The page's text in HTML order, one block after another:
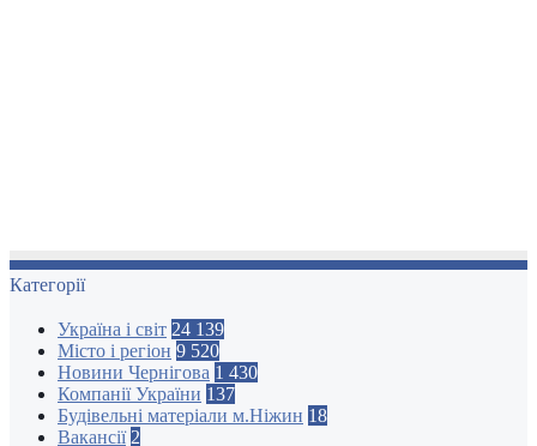
Категорії
Україна і світ 24 139
Місто і регіон 9 520
Новини Чернігова 1 430
Компанії України 137
Будівельні матеріали м.Ніжин 18
Вакансії 2